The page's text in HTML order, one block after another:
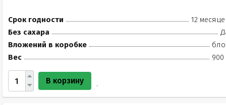
Срок годности
12
Без сахара
Вложений в коробке
Вес
900
В корзину